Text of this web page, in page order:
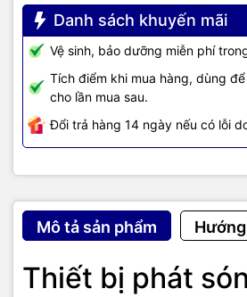
Danh sách khuyến mãi
Vệ sinh, bảo dưỡng miễn phí
Tích điểm khi mua hàng, dùng
cho lần mua sau.
Đổi trả hàng 14 ngày nếu có lỗi
Mô tả sản phẩm
Thiết bị phát
Tính năng và tiện
Hỗ trợ Wi-Fi 6
Hỗ trợ công nghệ
Hỗ trợ BSS
[BSS]) cho phép
đó cho phép
Hỗ trợ Bluetooth 5
sản, tìm đường